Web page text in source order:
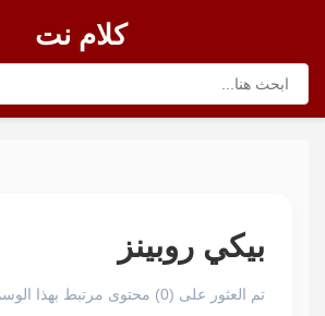
كلام نت
بيكي روبينز
تم العثور على (0) محتوى مرتبط بهذا الوسم.